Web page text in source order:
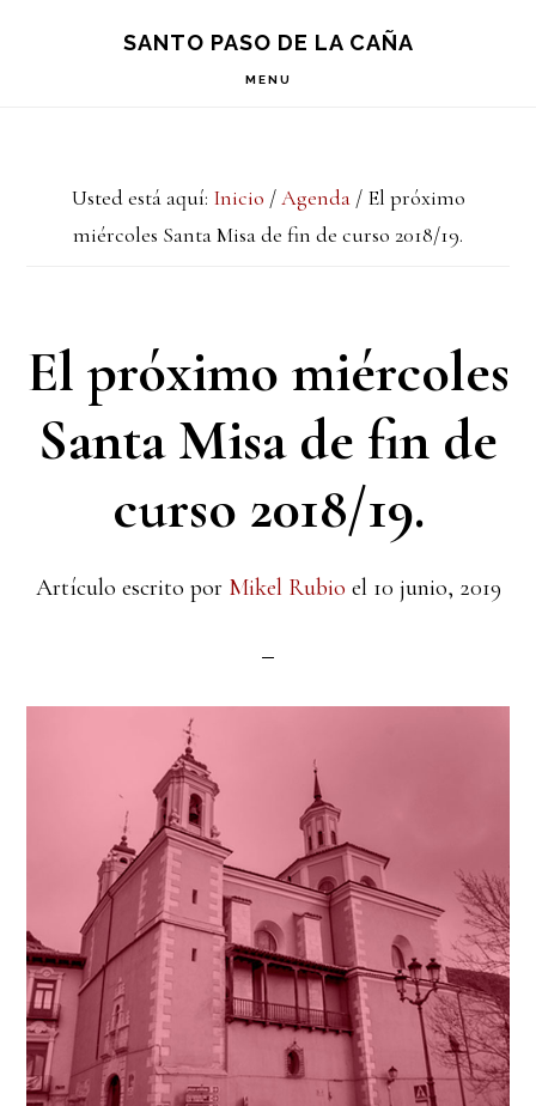
principal
principal
SANTO PASO DE LA CAÑA
MENU
Usted está aquí: Inicio / Agenda /El próximo
miércoles Santa Misa de fin de curso 2018/19.
El próximo miércoles
Santa Misa de fin de
curso 2018/19.
Artículo escrito por Mikel Rubio el 10 junio, 2019